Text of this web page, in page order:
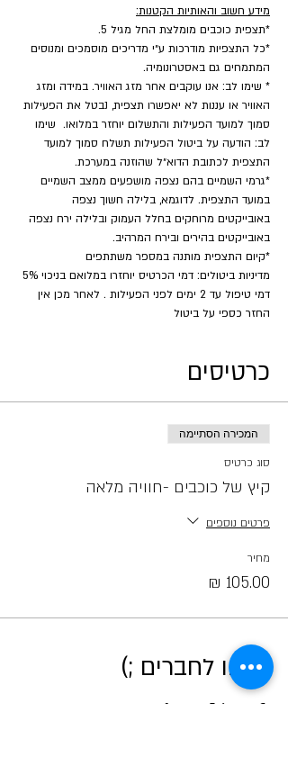
מידע חשוב והאותיות הקטנות:
*תצפית כוכבים מומלצת החל מגיל 5.
*כל התצפיות מודרכות ע״י מדריכים מוסמכים ומנוסים
המתמחים גם באסטרונומיה.
* שימו לב: אנו עוקבים אחר מזג האוויר. במידה ומזג
האוויר או עננות לא יאפשרו תצפית, נבטל את הפעילות
סמוך למועד הפעילות והתשלום יוחזר במלואו.  שימו
לב: הודעה על ביטול הפעילות תשלח סמוך למועד
התצפית לכתובת הדוא״ל שהוזנה במערכת.
*גרמי השמיים בהם נצפה מושפעים ממצב השמיים
במועד התצפית. לדוגמא, בלילה חשוך נצפה
באובייקטים מרוחקים בחלל העמוק ובלילה ירח נצפה
באובייקטים בהירים ובירח המרהיב.
​*קיום התצפית מותנה במספר משתתפים
דמי טיפול עד 2 ימים לפני הפעילות . לאחר מכן אין
החזר כספי על ביטול
כרטיסים
המכירה הסתיימה
סוג כרטיס
קיץ של כוכבים -חוויה מלאה
פרטים נוספים
מחיר
קראו לחברים ;)